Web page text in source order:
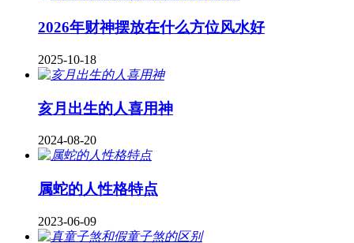
2026年财神摆放在什么方位风水好
2025-10-18
亥月出生的人喜用神
2024-08-20
属蛇的人性格特点
2023-06-09